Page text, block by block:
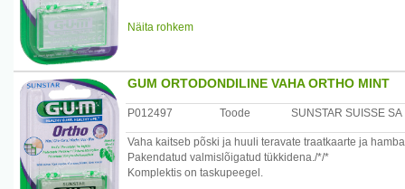
Näita rohkem
GUM ORTODONDILINE VAHA ORTHO MINT
P012497 Toode SUNSTAR SUISSE SA
Vaha kaitseb põski ja huuli teravate traatkaarte ja
Pakendatud valmislõigatud tükkidena./*/*
Komplektis on taskupeegel.